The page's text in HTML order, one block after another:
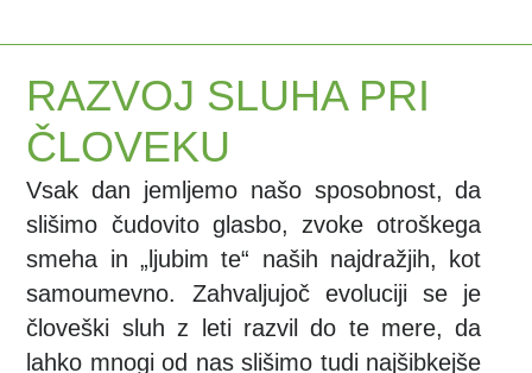
RAZVOJ SLUHA PRI
ČLOVEKU
Vsak dan jemljemo našo sposobnost, da
slišimo čudovito glasbo, zvoke otroškega
smeha in „ljubim te“ naših najdražjih, kot
samoumevno. Zahvaljujoč evoluciji se je
človeški sluh z leti razvil do te mere, da
lahko mnogi od nas slišimo tudi najšibkejše